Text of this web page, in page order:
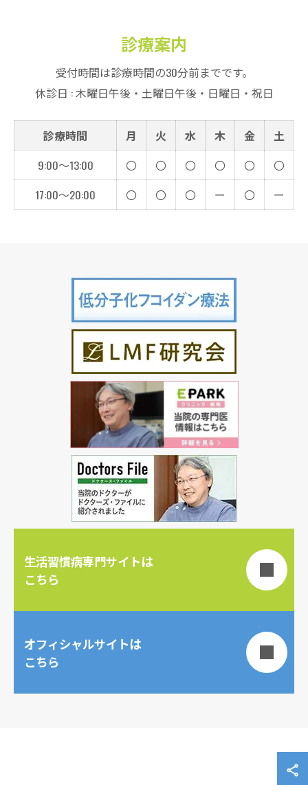
診療案内
受付時間は診療時間の30分前までです。
休診日 : 木曜日午後・土曜日午後・日曜日・祝日
診療時間 月 火 水 木 金
土
9:00～13:00
〇 〇 〇 〇 〇
〇
17:00～20:00
〇 〇 〇 ー 〇 ー
生活習慣病専門サイトは
こちら
オフィシャルサイトは
こちら